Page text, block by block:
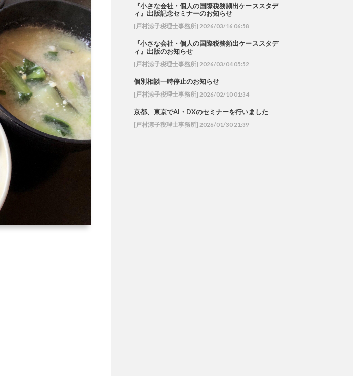
『小さな会社・個人の国際税務頻出ケーススタデ
ィ』出版記念セミナーのお知らせ
[戸村涼子税理士事務所] 2026/03/16 06:58
『小さな会社・個人の国際税務頻出ケーススタデ
ィ』出版のお知らせ
[戸村涼子税理士事務所] 2026/03/04 05:52
個別相談一時停止のお知らせ
[戸村涼子税理士事務所] 2026/02/10 01:34
京都、東京でAI・DXのセミナーを行いました
[戸村涼子税理士事務所] 2026/01/30 21:39